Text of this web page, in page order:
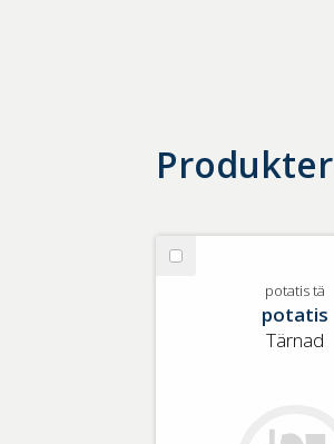
Produkter
Välj
potatis tä
potatis
Tärnad